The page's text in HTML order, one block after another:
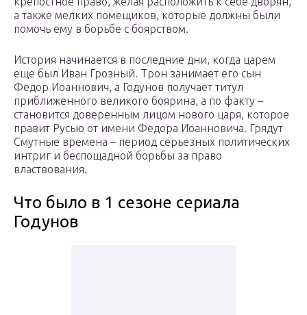
а также мелких помещиков, которые должны были
помочь ему в борьбе с боярством.
История начинается в последние дни, когда царем
еще был Иван Грозный. Трон занимает его сын
Федор Иоаннович, а Годунов получает титул
приближенного великого боярина, а по факту –
становится доверенным лицом нового царя, которое
правит Русью от имени Федора Иоанновича. Грядут
Смутные времена – период серьезных политических
интриг и беспощадной борьбы за право
властвования.
Что было в 1 сезоне сериала
Годунов